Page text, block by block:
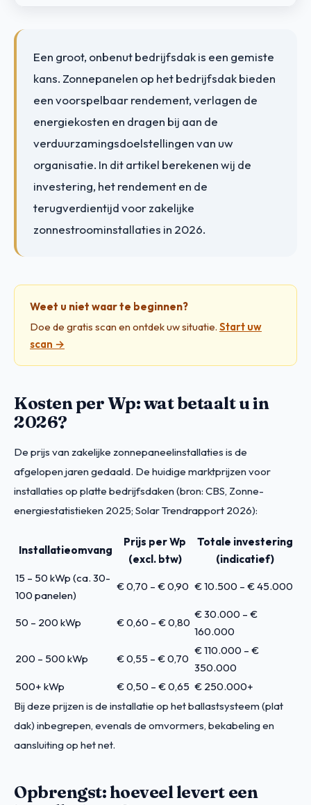
Een groot, onbenut bedrijfsdak is een gemiste
kans. Zonnepanelen op het bedrijfsdak bieden
een voorspelbaar rendement, verlagen de
energiekosten en dragen bij aan de
verduurzamingsdoelstellingen van uw
organisatie. In dit artikel berekenen wij de
investering, het rendement en de
terugverdientijd voor zakelijke
zonnestroominstallaties in 2026.
Weet u niet waar te beginnen?
Doe de gratis scan en ontdek uw situatie. Start uw
scan →
Kosten per Wp: wat betaalt u in
2026?
De prijs van zakelijke zonnepaneelinstallaties is de
afgelopen jaren gedaald. De huidige marktprijzen voor
installaties op platte bedrijfsdaken (bron: CBS, Zonne-
energiestatistieken 2025; Solar Trendrapport 2026):
Installatieomvang
Prijs per Wp
(excl. btw)
Totale investering
(indicatief)
15 – 50 kWp (ca. 30-
100 panelen)
€ 0,70 – € 0,90 € 10.500 – € 45.000
50 – 200 kWp € 0,60 – € 0,80
€ 30.000 – €
160.000
200 – 500 kWp € 0,55 – € 0,70
€ 110.000 – €
350.000
500+ kWp
€ 0,50 – € 0,65 € 250.000+
Bij deze prijzen is de installatie op het ballastsysteem (plat
dak) inbegrepen, evenals de omvormers, bekabeling en
aansluiting op het net.
Opbrengst: hoeveel levert een